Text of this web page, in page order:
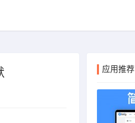
应用推荐